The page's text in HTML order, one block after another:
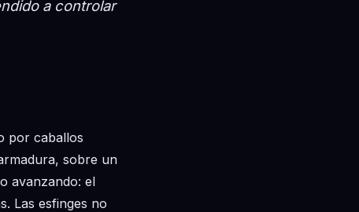
a controlar
por caballos
sobre un
avanzando: el
Las esfinges no